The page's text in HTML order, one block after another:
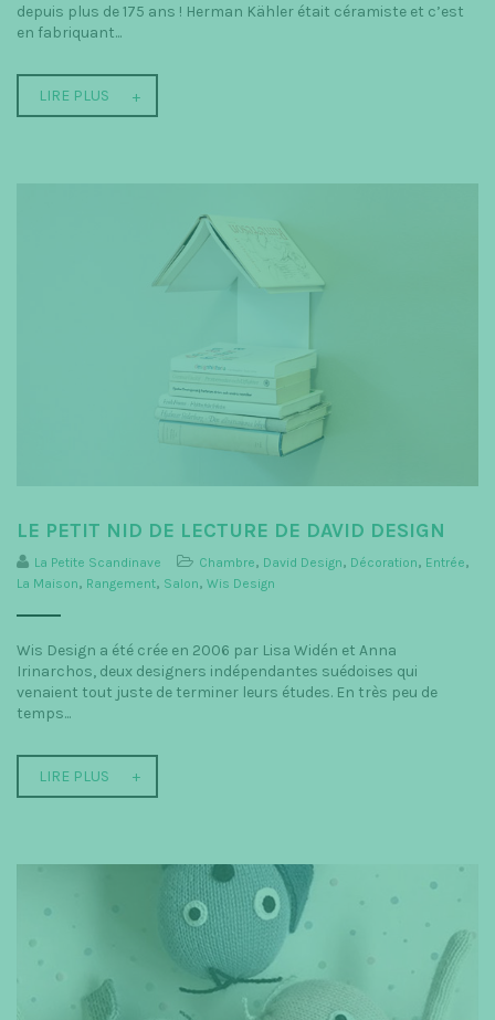
depuis plus de 175 ans ! Herman Kähler était céramiste et c’est
en fabriquant...
LIRE PLUS
LE PETIT NID DE LECTURE DE DAVID DESIGN
La Petite Scandinave Chambre, David Design, Décoration, Entrée,
La Maison, Rangement, Salon, Wis Design
Wis Design a été crée en 2006 par Lisa Widén et Anna
Irinarchos, deux designers indépendantes suédoises qui
venaient tout juste de terminer leurs études. En très peu de
temps...
LIRE PLUS